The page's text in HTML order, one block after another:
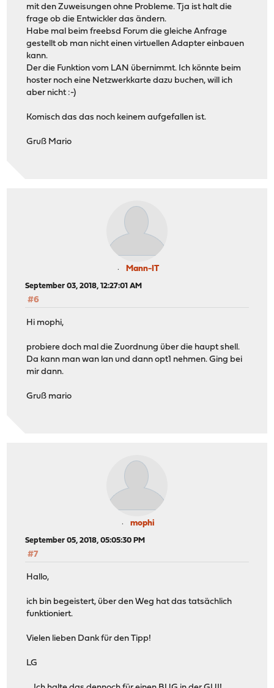
mit den Zuweisungen ohne Probleme. Tja ist halt die
frage ob die Entwickler das ändern.
Habe mal beim freebsd Forum die gleiche Anfrage
gestellt ob man nicht einen virtuellen Adapter einbauen
kann.
Der die Funktion vom LAN übernimmt. Ich könnte beim
hoster noch eine Netzwerkkarte dazu buchen, will ich
aber nicht :-)
Komisch das das noch keinem aufgefallen ist.
Gruß Mario
Mann-IT
September 03, 2018, 12:27:01 AM
#6
Hi mophi,
probiere doch mal die Zuordnung über die haupt shell.
Da kann man wan lan und dann opt1 nehmen. Ging bei
mir dann.
Gruß mario
mophi
September 05, 2018, 05:05:30 PM
#7
Hallo,
ich bin begeistert, über den Weg hat das tatsächlich
funktioniert.
Vielen lieben Dank für den Tipp!
LG